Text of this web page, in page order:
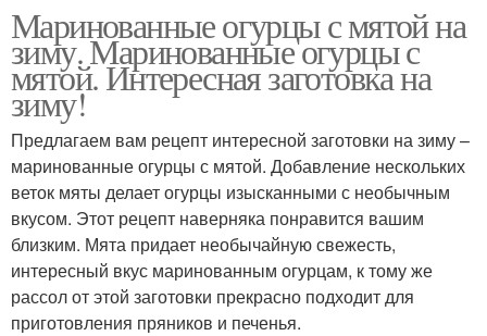
Маринованные огурцы с мятой на
зиму. Маринованные огурцы с
мятой. Интересная заготовка на
зиму!
Предлагаем вам рецепт интересной заготовки на зиму –
маринованные огурцы с мятой. Добавление нескольких
веток мяты делает огурцы изысканными с необычным
вкусом. Этот рецепт наверняка понравится вашим
близким. Мята придает необычайную свежесть,
интересный вкус маринованным огурцам, к тому же
рассол от этой заготовки прекрасно подходит для
приготовления пряников и печенья.